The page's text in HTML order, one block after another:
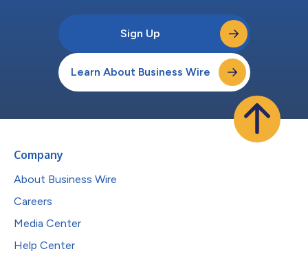
Sign Up
Learn About Business Wire
Company
About Business Wire
Careers
Media Center
Help Center